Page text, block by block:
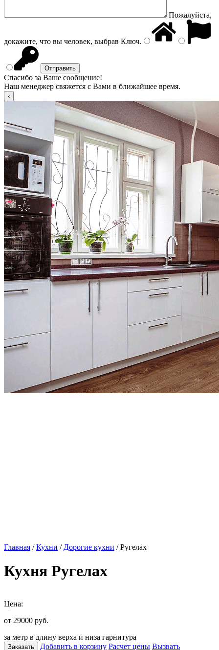
Пожалуйста,
докажите, что вы человек, выбрав Ключ.
Спасибо за Ваше сообщение!
Наш менеджер свяжется с Вами в ближайшее время.
Главная /Кухни / Дорогие кухни / Ругелах
Кухня Ругелах
Цена:
от 29000 руб.
за метр в длину верха и низа гарнитура
Заказать Добавить в корзину Расчет цены Вызвать